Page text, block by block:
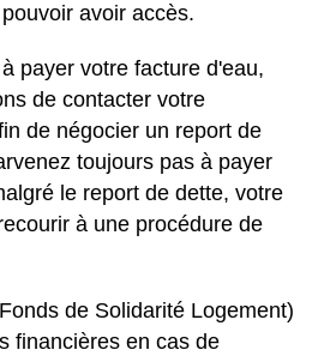
avoir accès.
payer votre facture d'eau,
de contacter votre
de négocier un report de
toujours pas à payer
le report de dette, votre
à une procédure de
de Solidarité Logement)
financières en cas de